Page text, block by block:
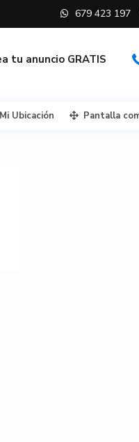
679 423 197
tu anuncio GRATIS
Mi Ubicación Pantalla